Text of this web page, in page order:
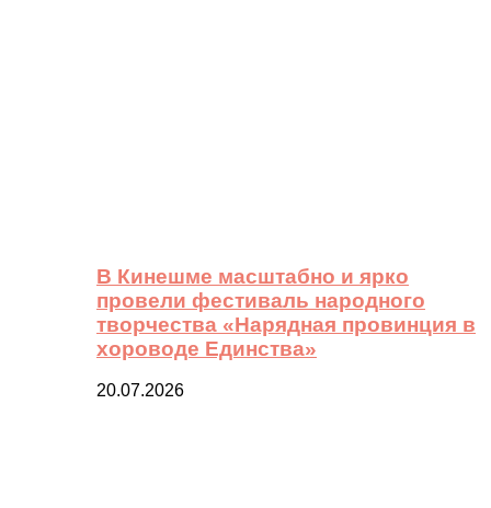
В Кинешме масштабно и ярко
провели фестиваль народного
творчества «Нарядная провинция в
хороводе Единства»
20.07.2026